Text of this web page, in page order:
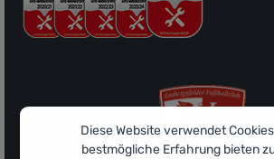
Diese Website verwendet
bestmögliche Erfahrung bieten